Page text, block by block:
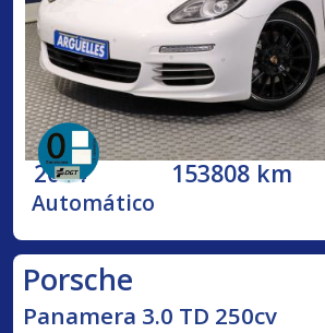
2014 153808 km
Automático
Porsche
Panamera 3.0 TD 250cv